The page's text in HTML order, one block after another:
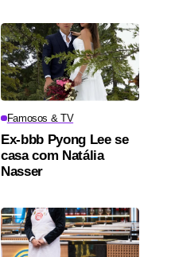
Famosos & TV
Ex-bbb Pyong Lee se
casa com Natália
Nasser